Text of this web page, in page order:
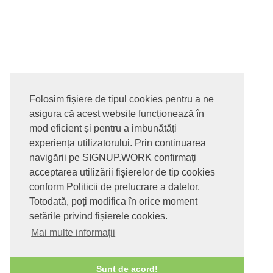
Folosim fișiere de tipul cookies pentru a ne
asigura că acest website funcționează în
mod eficient și pentru a imbunătăți
experiența utilizatorului. Prin continuarea
navigării pe SIGNUP.WORK confirmați
acceptarea utilizării fişierelor de tip cookies
conform Politicii de prelucrare a datelor.
Totodată, poți modifica în orice moment
setările privind fișierele cookies.
Mai multe informații
Sunt de acord!
© 2017-2026. Toate drepturile rezervate
SIGNUPDOTWORK SRLTermeni si conditii | Politica de
confidentialitate | Politica de livrare si anulare comanda |
Politica GDPR